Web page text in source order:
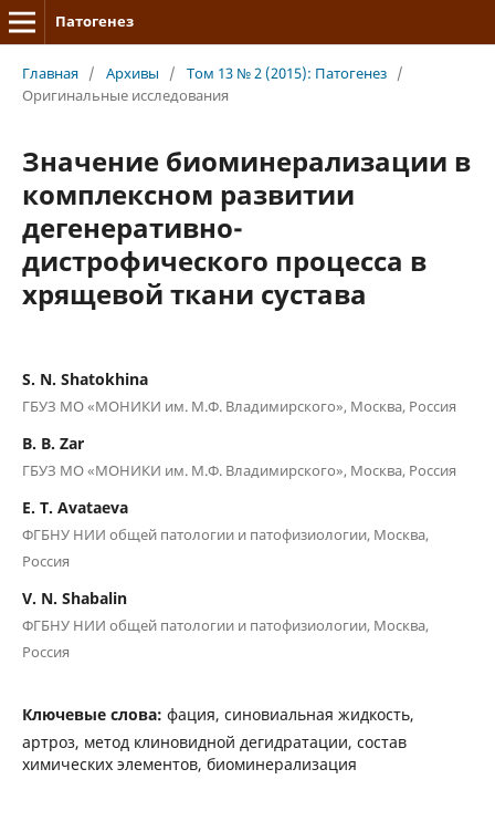
Патогенез
Главная / Архивы / Том 13 № 2 (2015): Патогенез /
Оригинальные исследования
Значение биоминерализации в
комплексном развитии
дегенеративно-
дистрофического процесса в
хрящевой ткани сустава
S. N. Shatokhina
ГБУЗ МО «МОНИКИ им. М.Ф. Владимирского», Москва, Россия
B. B. Zar
ГБУЗ МО «МОНИКИ им. М.Ф. Владимирского», Москва, Россия
E. T. Avataeva
ФГБНУ НИИ общей патологии и патофизиологии, Москва,
Россия
V. N. Shabalin
ФГБНУ НИИ общей патологии и патофизиологии, Москва,
Россия
Ключевые слова: фация, синовиальная жидкость,
артроз, метод клиновидной дегидратации, состав
химических элементов, биоминерализация